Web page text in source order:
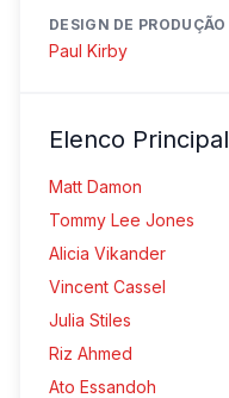
DESIGN DE PRODUÇÃO
Paul Kirby
Elenco Principal
Matt Damon
Tommy Lee Jones
Alicia Vikander
Vincent Cassel
Julia Stiles
Riz Ahmed
Ato Essandoh